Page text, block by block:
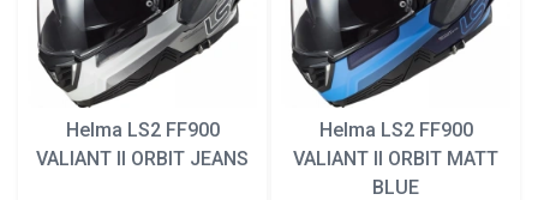
Helma LS2 FF900
VALIANT II ORBIT JEANS
Helma LS2 FF900
VALIANT II ORBIT MATT
BLUE